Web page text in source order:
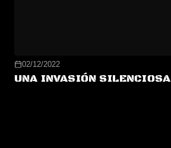
02/12/2022
UNA INVASIÓN SILENCIOSA